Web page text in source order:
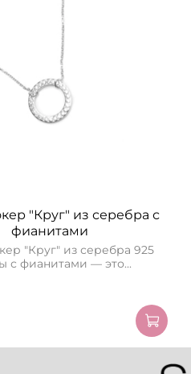
"Круг" из серебра с
фианитами
"Круг" из серебра 925
с фианитами — это...